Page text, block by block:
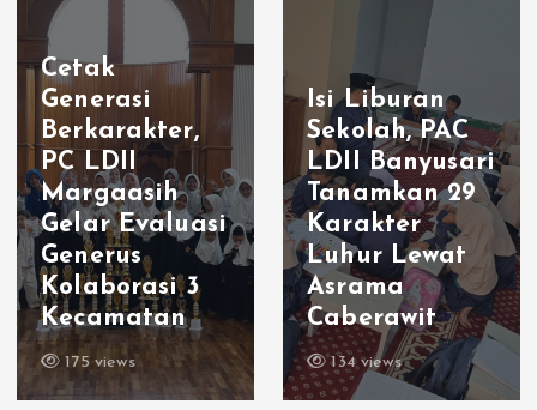
Cetak
Generasi
Berkarakter,
PC LDII
Margaasih
Gelar Evaluasi
Generus
Kolaborasi 3
Kecamatan
175 views
Isi Liburan
Sekolah, PAC
LDII Banyusari
Tanamkan 29
Karakter
Luhur Lewat
Asrama
Caberawit
134 views